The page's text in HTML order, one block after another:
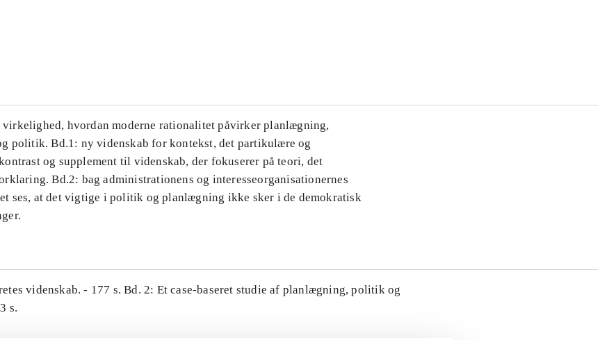
virkelighed, hvordan moderne rationalitet påvirker planlægning,
politik. Bd.1: ny videnskab for kontekst, det partikulære og
og supplement til videnskab, der fokuserer på teori, det
Bd.2: bag administrationens og interesseorganisationernes
ses, at det vigtige i politik og planlægning ikke sker i de demokratisk
videnskab. - 177 s. Bd. 2: Et case-baseret studie af planlægning, politik og
s.